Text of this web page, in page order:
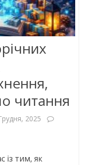
читання
2025
із тим, як